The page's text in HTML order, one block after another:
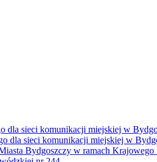
dla sieci komunikacji miejskiej w
dla sieci komunikacji miejskiej w
Bydgoszczy w ramach